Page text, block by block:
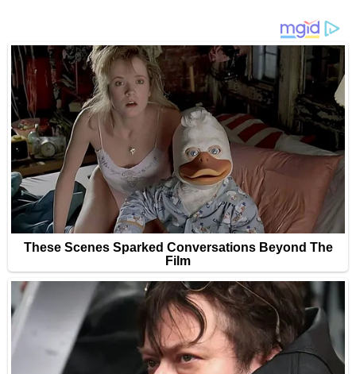
a
t
i
o
n